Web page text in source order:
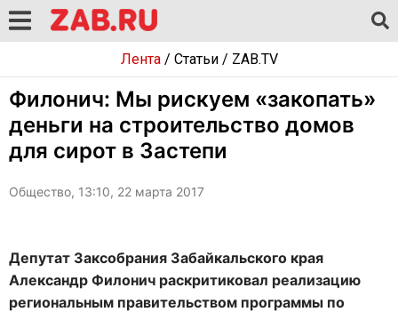
Лента/ Статьи/ ZAB.TV
Филонич: Мы рискуем «закопать»
деньги на строительство домов
для сирот в Застепи
Общество, 13:10, 22 марта 2017
Депутат Заксобрания Забайкальского края
Александр Филонич раскритиковал реализацию
региональным правительством программы по